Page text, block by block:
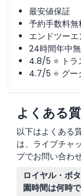
最安値保証
予約手数料無
エンドツー
24時間年中
4.8/5 ⭐ トラ
4.7/5 ⭐ グー
よくある
以下はよくある
は、ライブチャ
プでお問い合わ
ロイヤル・ボ
園時間は何時